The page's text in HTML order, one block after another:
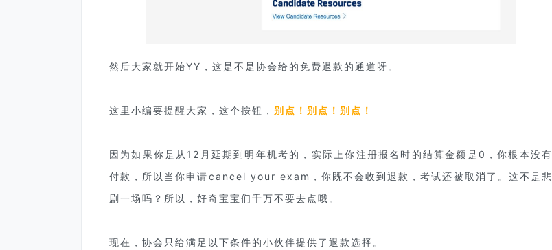
然后大家就开始YY，这是不是协会给的免费退款的通道呀。
这里小编要提醒大家，这个按钮， 别点！别点！别点！
因为如果你是从12月延期到明年机考的，实际上你注册报名时的结算金额是0，你根本没有
付款，所以当你申请cancel your exam，你既不会收到退款，考试还被取消了。这不是悲
剧一场吗？所以，好奇宝宝们千万不要去点哦。
现在，协会只给满足以下条件的小伙伴提供了退款选择。